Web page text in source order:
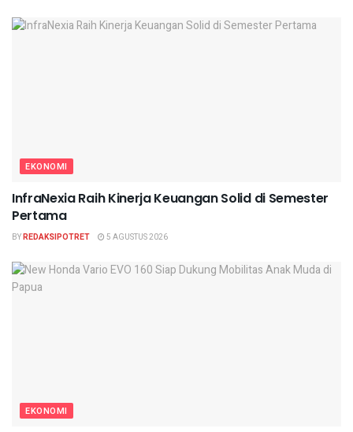
EKONOMI
InfraNexia Raih Kinerja Keuangan Solid di Semester
Pertama
BYREDAKSIPOTRET 5 AGUSTUS 2026
EKONOMI